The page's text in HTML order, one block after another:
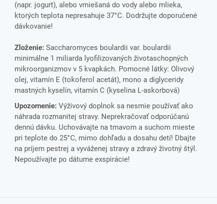
(napr. jogurt), alebo vmiešaná do vody alebo mlieka,
ktorých teplota nepresahuje 37°C. Dodržujte doporučené
dávkovanie!
Zloženie: Saccharomyces boulardii var. boulardii
minimálne 1 miliarda lyofilizovaných životaschopných
mikroorganizmov v 5 kvapkách. Pomocné látky: Olivový
olej, vitamín E (tokoferol acetát), mono a diglyceridy
mastných kyselín, vitamín C (kyselina L-askorbová)
Upozornenie: Výživový doplnok sa nesmie používať ako
náhrada rozmanitej stravy. Neprekračovať odporúčanú
dennú dávku. Uchovávajte na tmavom a suchom mieste
pri teplote do 25°C, mimo dohľadu a dosahu detí! Dbajte
na príjem pestrej a vyváženej stravy a zdravý životný štýl.
Nepoužívajte po dátume exspirácie!